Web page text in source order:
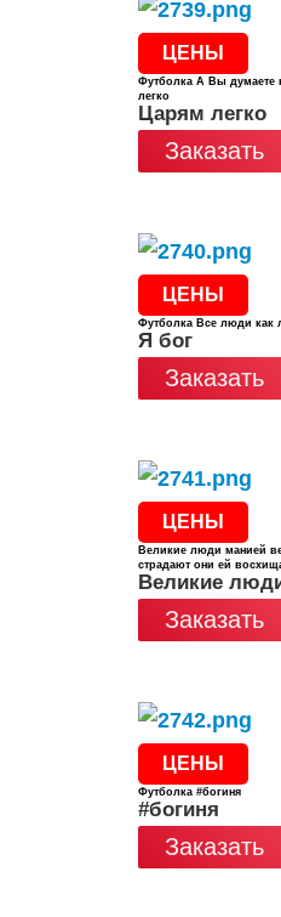
ЦЕНЫ
Футболка А Вы думаете
легко
Царям легко
Заказать
ЦЕНЫ
Футболка Все люди как
Я бог
Заказать
ЦЕНЫ
Великие люди манией
страдают они ей
Великие
Заказать
ЦЕНЫ
Футболка #богиня
#богиня
Заказать